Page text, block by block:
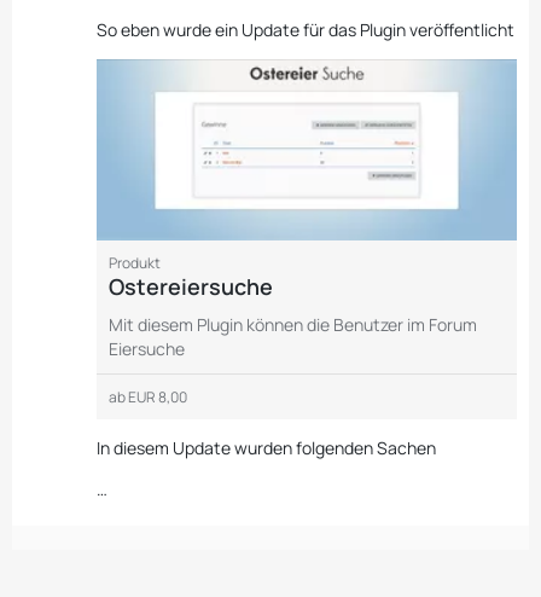
So eben wurde ein Update für das Plugin veröffentlicht
Produkt
Ostereiersuche
Mit diesem Plugin können die Benutzer im Forum
Eiersuche
abEUR 8,00
In diesem Update wurden folgenden Sachen
…